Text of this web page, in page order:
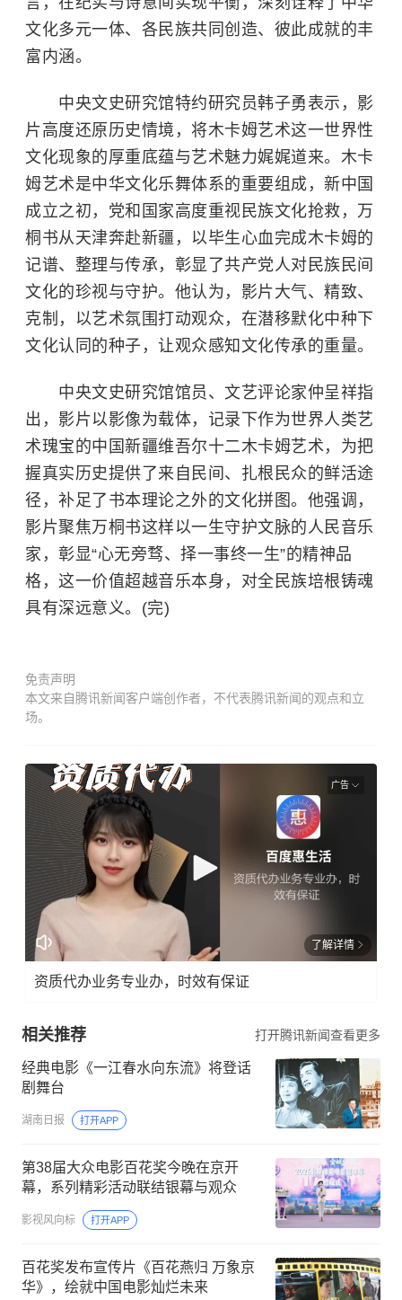
文化多元一体、各民族共同创造、彼此成就的丰
富内涵。
中央文史研究馆特约研究员韩子勇表示，影
片高度还原历史情境，将木卡姆艺术这一世界性
文化现象的厚重底蕴与艺术魅力娓娓道来。木卡
姆艺术是中华文化乐舞体系的重要组成，新中国
成立之初，党和国家高度重视民族文化抢救，万
桐书从天津奔赴新疆，以毕生心血完成木卡姆的
记谱、整理与传承，彰显了共产党人对民族民间
文化的珍视与守护。他认为，影片大气、精致、
克制，以艺术氛围打动观众，在潜移默化中种下
文化认同的种子，让观众感知文化传承的重量。
中央文史研究馆馆员、文艺评论家仲呈祥指
出，影片以影像为载体，记录下作为世界人类艺
术瑰宝的中国新疆维吾尔十二木卡姆艺术，为把
握真实历史提供了来自民间、扎根民众的鲜活途
径，补足了书本理论之外的文化拼图。他强调，
影片聚焦万桐书这样以一生守护文脉的人民音乐
家，彰显“心无旁骛、择一事终一生”的精神品
格，这一价值超越音乐本身，对全民族培根铸魂
具有深远意义。(完)
免责声明
本文来自腾讯新闻客户端创作者，不代表腾讯新闻的观点和立
场。
广告
了解详情
资质代办业务专业办，时效有保证
相关推荐 打开腾讯新闻查看更多
经典电影《一江春水向东流》将登话
剧舞台
湖南日报 打开APP
第38届大众电影百花奖今晚在京开
幕，系列精彩活动联结银幕与观众
影视风向标 打开APP
百花奖发布宣传片《百花燕归 万象京
华》，绘就中国电影灿烂未来